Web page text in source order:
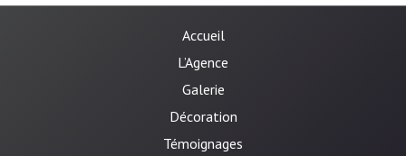
Accueil
L’Agence
Galerie
Décoration
Témoignages